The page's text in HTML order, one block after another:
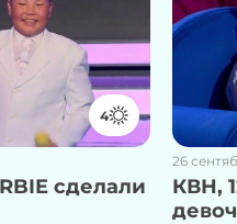
4
сделали
26
КВН,